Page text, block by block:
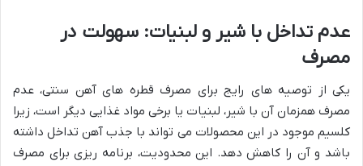
عدم تداخل با شیر و لبنیات: سهولت در
مصرف
یکی از توصیه های رایج برای مصرف قطره های آهن سنتی، عدم
مصرف همزمان آن با شیر، لبنیات یا برخی مواد غذایی دیگر است، زیرا
کلسیم موجود در این محصولات می تواند با جذب آهن تداخل داشته
باشد و آن را کاهش دهد. این محدودیت، برنامه ریزی برای مصرف